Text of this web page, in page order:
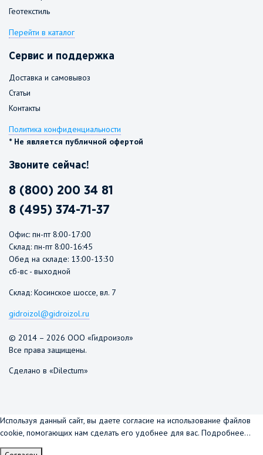
Геотекстиль
Перейти в каталог
Сервис и поддержка
Доставка и самовывоз
Статьи
Контакты
Политика конфиденциальности
* Не является публичной офертой
Звоните сейчас!
8 (800) 200 34 81
8 (495) 374-71-37
Офис: пн-пт 8:00-17:00
Склад: пн-пт 8:00-16:45
Обед на складе: 13:00-13:30
сб-вс - выходной
Склад: Косинское шоссе, вл. 7
gidroizol@gidroizol.ru
© 2014 – 2026 ООО «Гидроизол»
Все права защищены.
Сделано в «Dilectum»
Используя данный сайт, вы даете согласие на использование файлов
cookie, помогающих нам сделать его удобнее для вас. Подробнее...